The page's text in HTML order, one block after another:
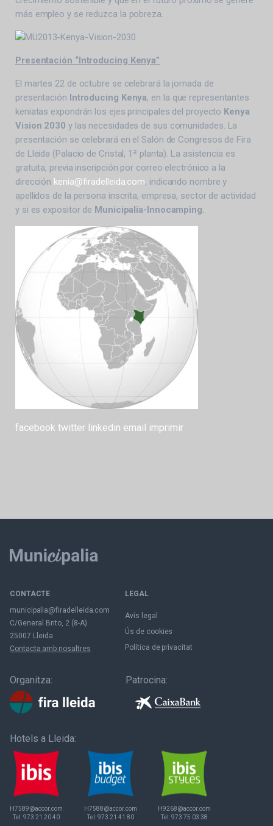
más empleo y se reduzca la pobreza.
Presentación “Introducing Kenya”
El martes 22 de octubre se celebrará la jornada de
presentación Introducing Kenya, en la que representantes
keniatas expondrán los ejes principales del proyecto Kenya
Vision 2030 y las necesidades de sus comunidades. La
presentación se celebrará en el Salón de Congresos de Fira
de Lleida (Palacio de Cristal, 1ª planta). La asistencia es
gratuita, previa inscripción por correo electrónico a la
dirección kenia@firadelleida.com, indicando nombre y
apellidos de la persona inscrita, empresa, sector de actividad
y si es expositor de Municipalia-Innocamping.
facebook twitter linkedin email imprimir
CONTACTE
municipalia@firadelleida.com
C/General Brito, 2 (8-A)
25007 Lleida
Contacta amb nosaltres
LEGAL
Avís legal
Ús de cookies
Política de privacitat
Organitza: Patrocina:
Hotels a Lleida:
H7589@accor.com
Tel:973 21 20 40
H7588@accor.com
Tel:973 21 41 80
H9268@accor.com
Tel:973 75 03 38